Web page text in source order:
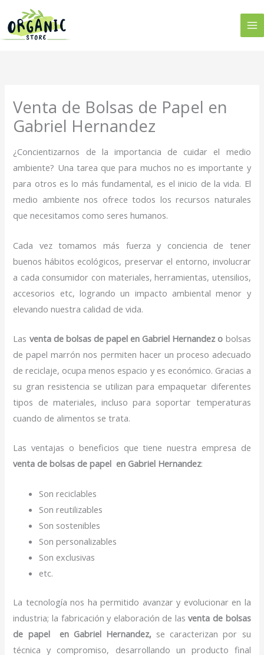
contenido
Venta de Bolsas de Papel en
Gabriel Hernandez
¿Concientizarnos de la importancia de cuidar el medio
ambiente? Una tarea que para muchos no es importante y
para otros es lo más fundamental, es el inicio de la vida. El
medio ambiente nos ofrece todos los recursos naturales
que necesitamos como seres humanos.
Cada vez tomamos más fuerza y conciencia de tener
buenos hábitos ecológicos, preservar el entorno, involucrar
a cada consumidor con materiales, herramientas, utensilios,
accesorios etc, logrando un impacto ambiental menor y
elevando nuestra calidad de vida.
Las venta de bolsas de papel en Gabriel Hernandez o bolsas
de papel marrón nos permiten hacer un proceso adecuado
de reciclaje, ocupa menos espacio y es económico. Gracias a
su gran resistencia se utilizan para empaquetar diferentes
tipos de materiales, incluso para soportar temperaturas
cuando de alimentos se trata.
Las ventajas o beneficios que tiene nuestra empresa de
venta de bolsas de papel en Gabriel Hernandez:
Son reciclables
Son reutilizables
Son sostenibles
Son personalizables
Son exclusivas
etc.
La tecnología nos ha permitido avanzar y evolucionar en la
industria; la fabricación y elaboración de lasventa de bolsas
de papelen Gabriel Hernandez, se caracterizan por su
técnica y compromiso, desarrollando un producto final